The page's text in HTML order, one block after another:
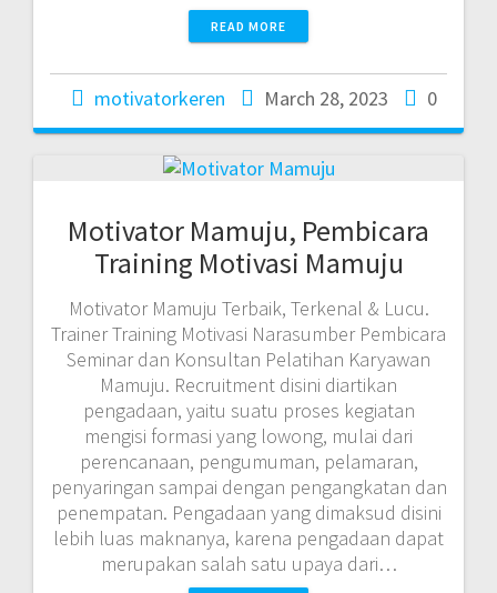
READ MORE
motivatorkeren March 28, 2023 0
Motivator Mamuju, Pembicara
Training Motivasi Mamuju
Motivator Mamuju Terbaik, Terkenal & Lucu.
Trainer Training Motivasi Narasumber Pembicara
Seminar dan Konsultan Pelatihan Karyawan
Mamuju. Recruitment disini diartikan
pengadaan, yaitu suatu proses kegiatan
mengisi formasi yang lowong, mulai dari
perencanaan, pengumuman, pelamaran,
penyaringan sampai dengan pengangkatan dan
penempatan. Pengadaan yang dimaksud disini
lebih luas maknanya, karena pengadaan dapat
merupakan salah satu upaya dari…